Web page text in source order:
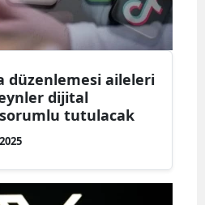
düzenlemesi aileleri
dijital
sorumlu tutulacak